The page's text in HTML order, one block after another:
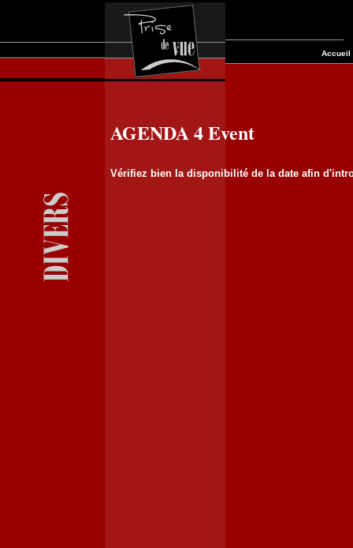
Accueil
AGENDA 4 Event
Vérifiez bien la disponibilité de la date afin